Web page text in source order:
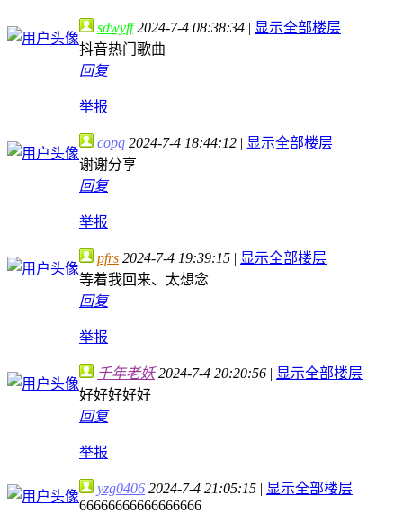
sdwyff2024-7-4 08:38:34 | 显示全部楼层
抖音热门歌曲
回复
举报
copq 2024-7-4 18:44:12 | 显示全部楼层
谢谢分享
回复
举报
pfrs 2024-7-4 19:39:15 | 显示全部楼层
等着我回来、太想念
回复
举报
千年老妖2024-7-4 20:20:56 | 显示全部楼层
好好好好好
回复
举报
yzg0406 2024-7-4 21:05:15 | 显示全部楼层
66666666666666666